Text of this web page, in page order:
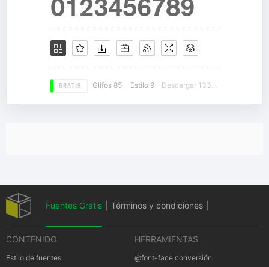
GRATIS Glifos 85 Estilo 9 Descargar 13329
Fuentes Gratis Términos y condiciones
CONTENIDO
Estilo de fuentes
HERRAMIENTAS
@font-face conversión